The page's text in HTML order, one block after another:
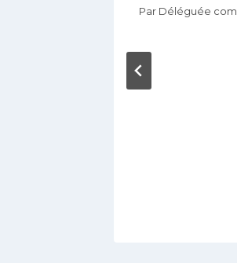
Par Déléguée com